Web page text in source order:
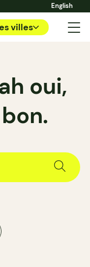
English
villes
oui,